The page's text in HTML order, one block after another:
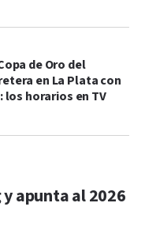
de Oro del
en La Plata con
los horarios en TV
apunta al 2026